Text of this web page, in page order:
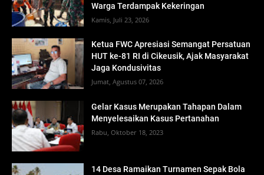
Warga Terdampak Kekeringan
Kamis, Juli 23, 2026
Ketua FWC Apresiasi Semangat Persatuan
HUT ke-81 RI di Cikeusik, Ajak Masyarakat
Jaga Kondusivitas
Jumat, Agustus 07, 2026
Gelar Kasus Merupakan Tahapan Dalam
Menyelesaikan Kasus Pertanahan
Rabu, Oktober 18, 2023
14 Desa Ramaikan Turnamen Sepak Bola